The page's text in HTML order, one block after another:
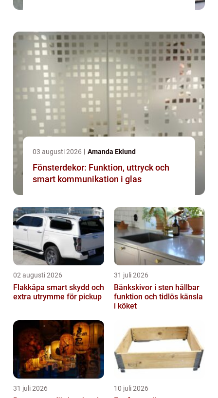
03 augusti 2026 Amanda Eklund
Fönsterdekor: Funktion, uttryck och
smart kommunikation i glas
02 augusti 2026
Flakkåpa smart skydd och
extra utrymme för pickup
31 juli 2026
Bänkskivor i sten hållbar
funktion och tidlös känsla
i köket
31 juli 2026 10 juli 2026